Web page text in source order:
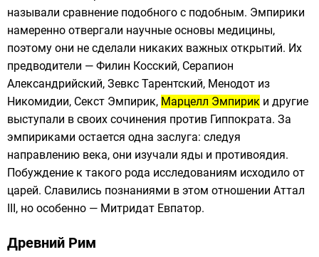
называли сравнение подобного с подобным. Эмпирики
намеренно отвергали научные основы медицины,
поэтому они не сделали никаких важных открытий. Их
предводители — Филин Косский, Серапион
Александрийский, Зевкс Тарентский, Менодот из
Никомидии, Секст Эмпирик, Марцелл Эмпирик и другие
выступали в своих сочинения против Гиппократа. За
эмпириками остается одна заслуга: следуя
направлению века, они изучали яды и противоядия.
Побуждение к такого рода исследованиям исходило от
царей. Славились познаниями в этом отношении Аттал
III, но особенно — Митридат Евпатор.
Древний Рим